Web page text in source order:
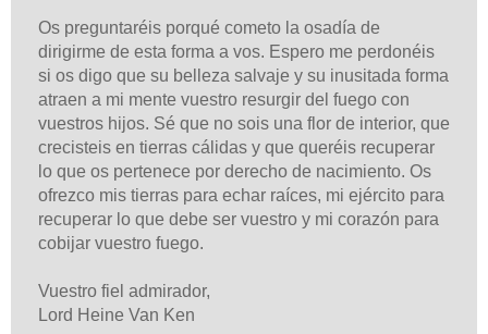
Os preguntaréis porqué cometo la osadía de
dirigirme de esta forma a vos. Espero me perdonéis
si os digo que su belleza salvaje y su inusitada forma
atraen a mi mente vuestro resurgir del fuego con
vuestros hijos. Sé que no sois una flor de interior, que
crecisteis en tierras cálidas y que queréis recuperar
lo que os pertenece por derecho de nacimiento. Os
ofrezco mis tierras para echar raíces, mi ejército para
recuperar lo que debe ser vuestro y mi corazón para
cobijar vuestro fuego.
Vuestro fiel admirador,
Lord Heine Van Ken